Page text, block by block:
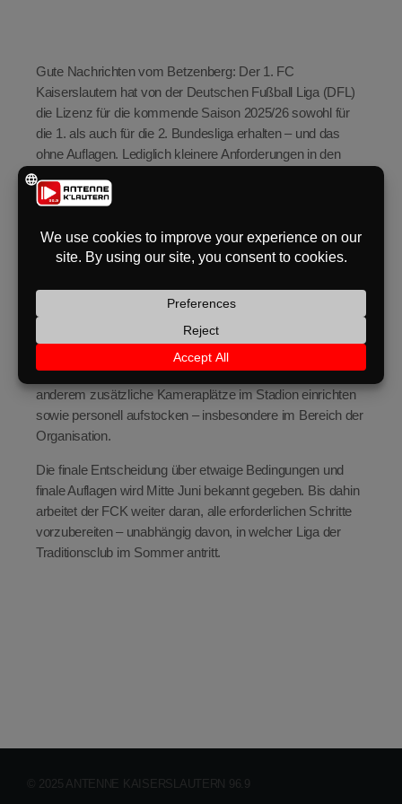
Gute Nachrichten vom Betzenberg: Der 1. FC
Kaiserslautern hat von der Deutschen Fußball Liga (DFL)
die Lizenz für die kommende Saison 2025/26 sowohl für
die 1. als auch für die 2. Bundesliga erhalten – und das
ohne Auflagen. Lediglich kleinere Anforderungen in den
Bereichen Personal, Stadioninfrastruktur und
Nachhaltigkeit müssen noch erfüllt werden, wie der Verein
eines Aufstiegs in die Bundesliga.
einem sehr guten Weg befinden“, erklärte FCK-
Geschäftsführer Thomas Hengen. Er lobte das große
Engagement aller Mitarbeitenden, die in den vergangenen
Monaten intensiv an der Lizenzierung gearbeitet hätten.
Für einen möglichen Aufstieg müsste der Verein unter
anderem zusätzliche Kameraplätze im Stadion einrichten
sowie personell aufstocken – insbesondere im Bereich der
Organisation.
Die finale Entscheidung über etwaige Bedingungen und
finale Auflagen wird Mitte Juni bekannt gegeben. Bis dahin
arbeitet der FCK weiter daran, alle erforderlichen Schritte
vorzubereiten – unabhängig davon, in welcher Liga der
Traditionsclub im Sommer antritt.
© 2025 ANTENNE KAISERSLAUTERN 96.9